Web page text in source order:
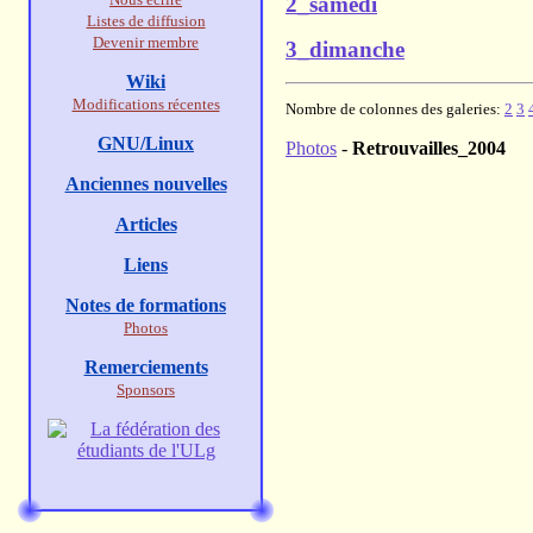
3_dimanche
Nombre de colonnes des galeries: 2 3
Photos - Retrouvailles_2004
Listes de diffusion
Devenir membre
Wiki
Modifications récentes
GNU/Linux
Anciennes nouvelles
Articles
Liens
Notes de formations
Photos
Remerciements
Sponsors